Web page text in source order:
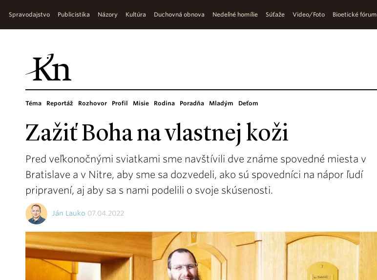
Spravodajstvo Publicistika Názory Kultúra Duchovná obnova Nedeľné homílie Súťaže Video/Foto Bioetické fórum
Téma Reportáž Rozhovor Profil Misie Rodina Poradňa Mladým Deťom
Zažiť Boha na vlastnej koži
Pred veľkonočnými sviatkami sme navštívili dve známe spovedné miesta v
Bratislave a v Nitre, aby sme sa dozvedeli, ako sú spovedníci na nápor ľudí
pripravení, aj aby sa s nami podelili o svoje skúsenosti.
Ján Lauko 07.04.2022